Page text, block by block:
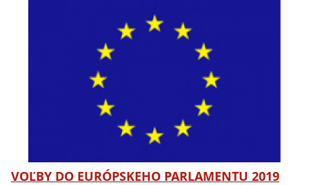
VOĽBY DO EURÓPSKEHO PARLAMENTU 2019